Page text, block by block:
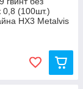
0,8 (100шт.)
HX3 Metalvis